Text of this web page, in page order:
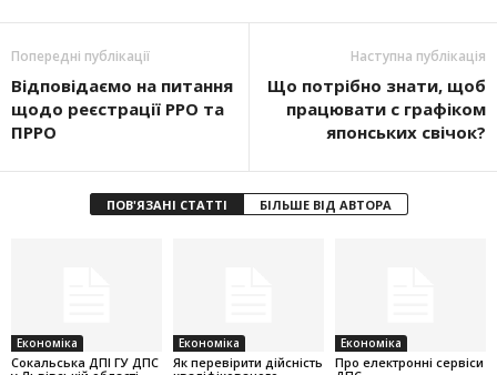
Попередні публікації
Відповідаємо на питання
щодо реєстрації РРО та
ПРРО
Наступна публікація
Що потрібно знати, щоб
працювати с графіком
японських свічок?
ПОВ'ЯЗАНІ СТАТТІ БІЛЬШЕ ВІД АВТОРА
Економіка
Cокальська ДПІ ГУ ДПС
Економіка
Як перевірити дійсність
Економіка
Про електронні сервіси